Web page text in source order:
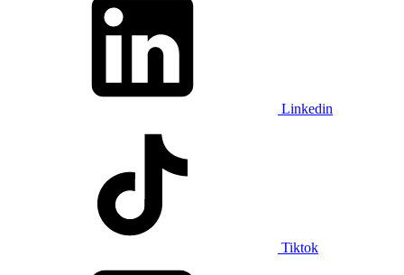
Linkedin
Tiktok